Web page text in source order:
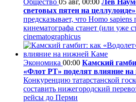
световых пятен на целлулоиде»
предсказывает, что Homo
кинематографа станет (или уже
cinematographicus
Экономика 00:00 Камский
«Флот РТ» поделят влияние
Конкуренцию татарстанской
составить нижегородский
рейсы до Перми